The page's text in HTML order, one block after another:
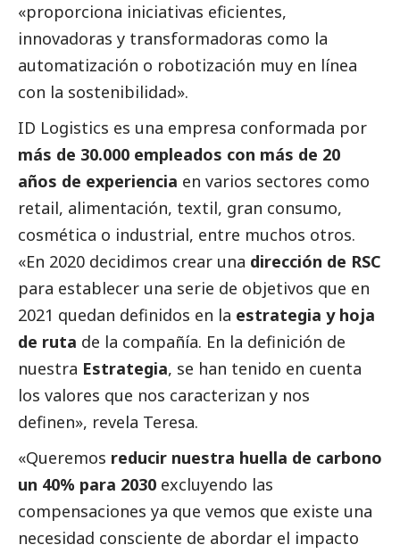
«proporciona iniciativas eficientes,
innovadoras y transformadoras como la
automatización o robotización muy en línea
con la sostenibilidad».
ID Logistics es una empresa conformada por
más de 30.000 empleados con más de 20
años de experiencia en varios sectores como
retail, alimentación, textil, gran consumo,
cosmética o industrial, entre muchos otros.
«En 2020 decidimos crear una dirección de RSC
para establecer una serie de objetivos que en
2021 quedan definidos en la estrategia y hoja
de ruta de la compañía. En la definición de
nuestra Estrategia, se han tenido en cuenta
los valores que nos caracterizan y nos
definen», revela Teresa.
«Queremos reducir nuestra huella de carbono
un 40% para 2030 excluyendo las
compensaciones ya que vemos que existe una
necesidad consciente de abordar el impacto